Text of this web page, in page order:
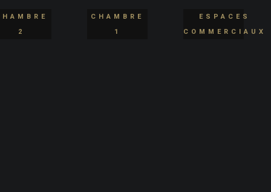
2
CHAMBRE
1
ESPACES
COMMERCIAUX